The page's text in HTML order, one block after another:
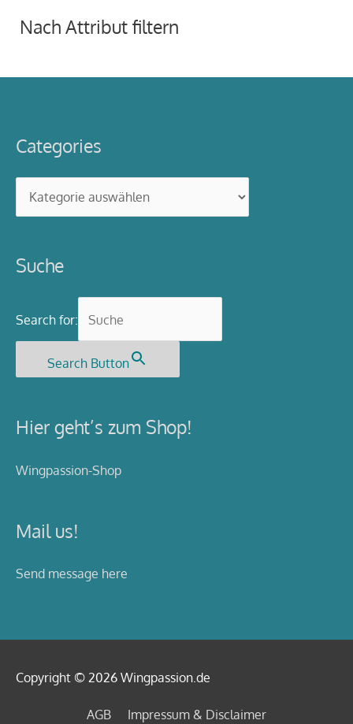
Nach Attribut filtern
Categories
Suche
Search for:
Search Button
Hier geht’s zum Shop!
Wingpassion-Shop
Mail us!
Send message here
Copyright © 2026Wingpassion.de
AGB Impressum & Disclaimer